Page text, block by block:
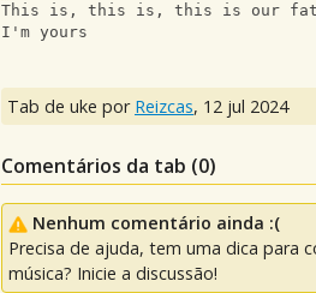
This is, this is, this is our
I'm yours
Tab de uke por Reizcas, 12 jul 2024
Comentários da tab (0)
Nenhum comentário ainda :(
Precisa de ajuda, tem uma dica para
música? Inicie a discussão!